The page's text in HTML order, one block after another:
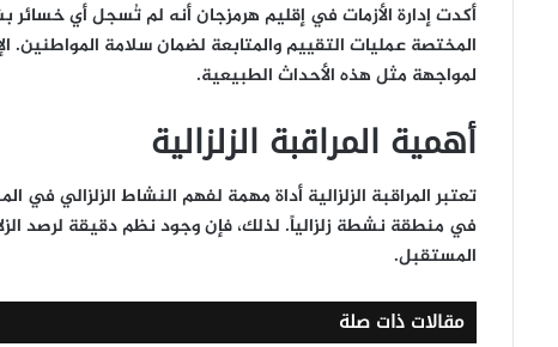
أكدت إدارة الأزمات في إقليم هرمزجان أنه لم تُسجل أي
المختصة عمليات التقييم والمتابعة لضمان سلامة
لمواجهة مثل هذه الأحداث الطبيعية.
أهمية المراقبة الزلزالية
تعتبر المراقبة الزلزالية أداة مهمة لفهم النشاط الزلزالي
في منطقة نشطة زلزالياً. لذلك، فإن وجود نظم دقيقة لرصد
المستقبل.
مقالات ذات صلة